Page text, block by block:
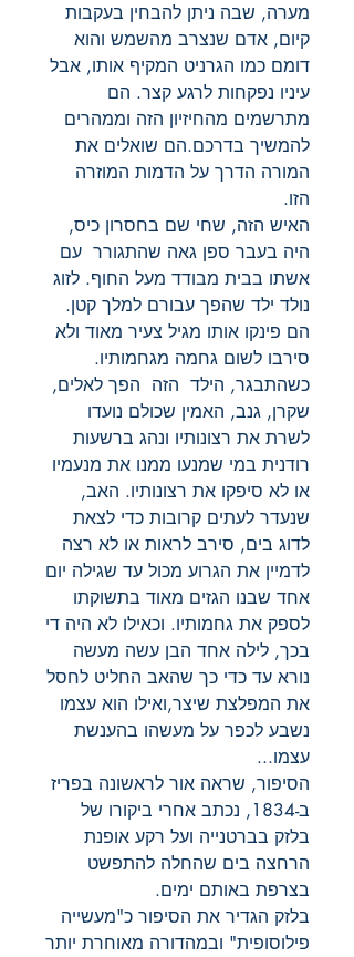
מערה, שבה ניתן להבחין בעקבות
קיום, אדם שנצרב מהשמש והוא
דומם כמו הגרניט המקיף אותו, אבל
עיניו נפקחות לרגע קצר. הם
מתרשמים מהחיזיון הזה וממהרים
להמשיך בדרכם.הם שואלים את
המורה הדרך על הדמות המוזרה
הזו.
האיש הזה, שחי שם בחסרון כיס,
היה בעבר ספן גאה שהתגורר עם
אשתו בבית מבודד מעל החוף. לזוג
נולד ילד שהפך עבורם למלך קטן.
הם פינקו אותו מגיל צעיר מאוד ולא
סירבו לשום גחמה מגחמותיו.
כשהתבגר, הילד הזה הפך לאלים,
שקרן, גנב, האמין שכולם נועדו
לשרת את רצונותיו ונהג ברשעות
רודנית במי שמנעו ממנו את מנעמיו
או לא סיפקו את רצונותיו. האב,
שנעדר לעתים קרובות כדי לצאת
לדוג בים, סירב לראות או לא רצה
לדמיין את הגרוע מכול עד שגילה יום
אחד שבנו הגזים מאוד בתשוקתו
לספק את גחמותיו. וכאילו לא היה די
בכך, לילה אחד הבן עשה מעשה
נורא עד כדי כך שהאב החליט לחסל
את המפלצת שיצר,ואילו הוא עצמו
נשבע לכפר על מעשהו בהענשת
עצמו...
הסיפור, שראה אור לראשונה בפריז
ב-1834, נכתב אחרי ביקורו של
בלזק בברטנייה ועל רקע אופנת
הרחצה בים שהחלה להתפשט
בצרפת באותם ימים.
בלזק הגדיר את הסיפור כ"מעשייה
פילוסופית" ובמהדורה מאוחרת יותר